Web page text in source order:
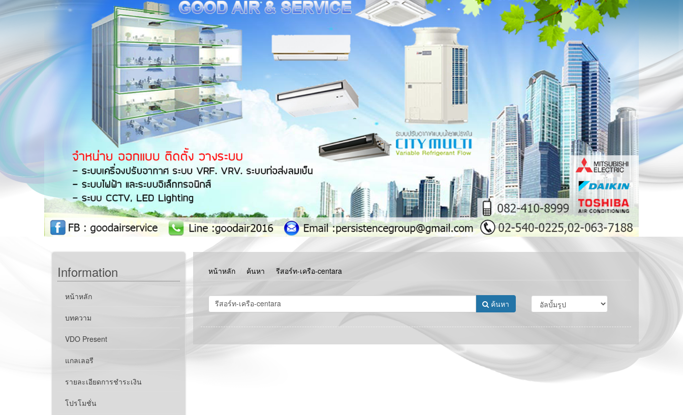
Information
หน้าหลัก
บทความ
VDO Present
แกลเลอรี
รายละเอียดการชำระเงิน
โปรโมชั่น
หน้าหลัก ค้นหา รีสอร์ท-เครือ-centara
ค้นหา